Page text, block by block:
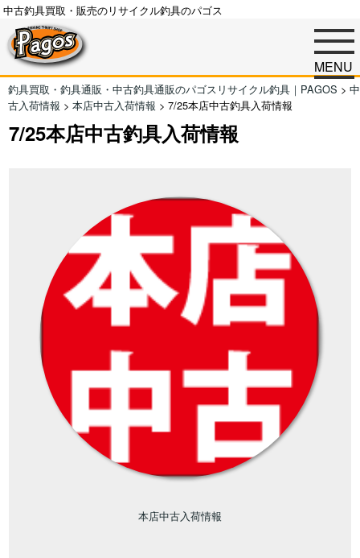
中古釣具買取・販売のリサイクル釣具のパゴス
MENU
釣具買取・釣具通販・中古釣具通販のパゴスリサイクル釣具｜PAGOS > 中
古入荷情報 > 本店中古入荷情報 > 7/25本店中古釣具入荷情報
7/25本店中古釣具入荷情報
本店中古入荷情報